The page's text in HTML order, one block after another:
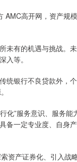
高开网，资产规模
有的机遇与挑战。
入等。
银行不良贷款外，个
”服务意识、服务能
备一定专业度、自身
资产证券化、引入战